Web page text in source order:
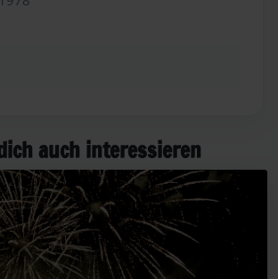
auch interessieren